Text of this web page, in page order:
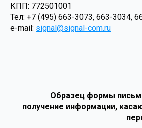
КПП: 772501001
Тел: +7 (495) 663-3073, 663-3034,
e-mail: signal@signal-com.ru
Образец формы
получение информации,